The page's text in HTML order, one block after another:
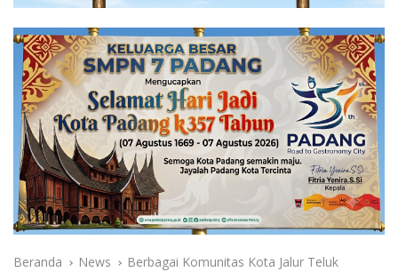
Beranda News
Berbagai Komunitas Kota Jalur Teluk